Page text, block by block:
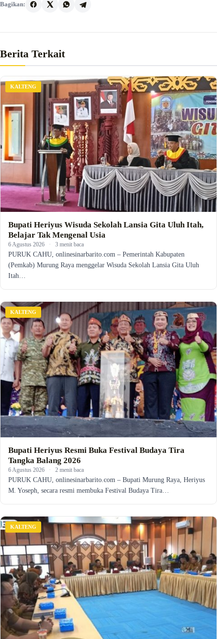
Bagikan:
Berita Terkait
KALTENG
Bupati Heriyus Wisuda Sekolah Lansia Gita Uluh Itah,
Belajar Tak Mengenal Usia
6 Agustus 2026 · 3 menit baca
PURUK CAHU, onlinesinarbarito.com – Pemerintah Kabupaten
(Pemkab) Murung Raya menggelar Wisuda Sekolah Lansia Gita Uluh
Itah…
KALTENG
Bupati Heriyus Resmi Buka Festival Budaya Tira
Tangka Balang 2026
6 Agustus 2026 · 2 menit baca
PURUK CAHU, onlinesinarbarito.com – Bupati Murung Raya, Heriyus
M. Yoseph, secara resmi membuka Festival Budaya Tira…
KALTENG